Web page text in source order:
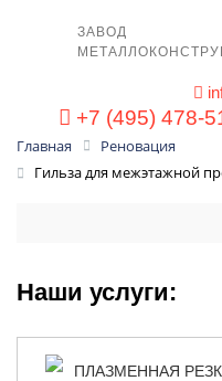
ЗАВОД
+7 (495) 478-
Главная
Реновация
Гильза для межэтажной
Наши услуги:
ПЛАЗМЕННАЯ